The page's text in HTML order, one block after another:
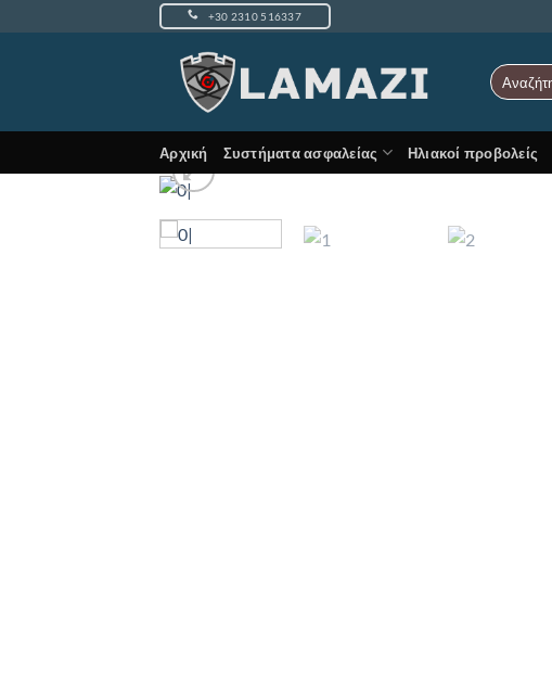
στο
+30 2310 516337
Αναζήτηση
για:
Αρχική Συστήματα ασφαλείας Ηλιακοί προβολείς